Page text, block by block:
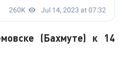
(Бахмуте) к 14